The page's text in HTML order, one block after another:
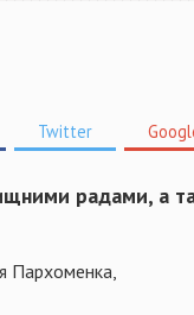
Twitter
радами, а
Пархоменка,